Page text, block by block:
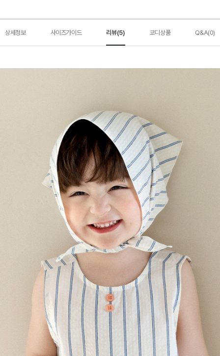
상세정보 사이즈가이드 리뷰(5) 코디상품 Q&A(0)